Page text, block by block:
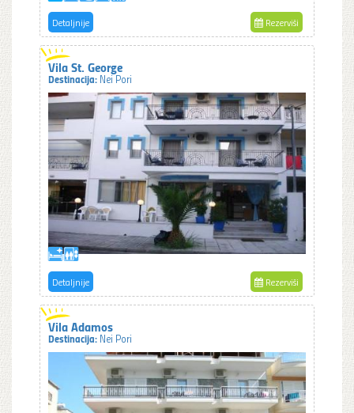
Detaljnije Rezerviši
Vila St. George
Destinacija: Nei Pori
Detaljnije Rezerviši
Vila Adamos
Destinacija: Nei Pori